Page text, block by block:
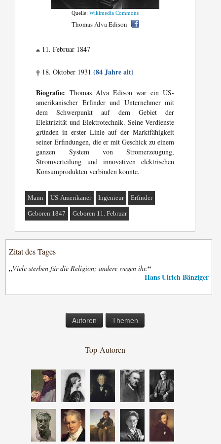
Quelle:Wikimedia Commons
Thomas Alva Edison
* 11. Februar 1847
† 18. Oktober 1931(84 Jahre alt)
Biografie: Thomas Alva Edison war ein US-
amerikanischer Erfinder und Unternehmer mit
dem Schwerpunkt auf dem Gebiet der
Elektrizität und Elektrotechnik. Seine Verdienste
gründen in erster Linie auf der Marktfähigkeit
seiner Erfindungen, die er mit Geschick zu einem
ganzen System von Stromerzeugung,
Stromverteilung und innovativen elektrischen
Konsumprodukten verbinden konnte.
Mann US-Amerikaner Ingenieur Erfinder
Geboren 1847 Geboren 11. Februar
Zitat des Tages
„Viele sterben für die Religion; andere wegen ihr.“
— Hans Ulrich Bänziger
Autoren Themen
Top-Autoren